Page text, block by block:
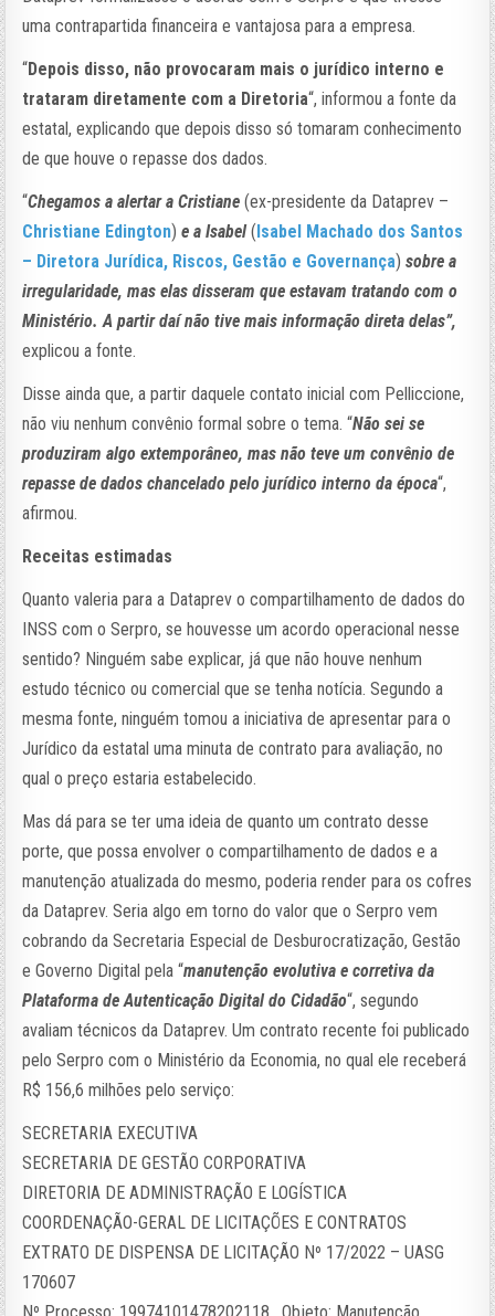
uma contrapartida financeira e vantajosa para a empresa.
“Depois disso, não provocaram mais o jurídico interno e
trataram diretamente com a Diretoria“, informou a fonte da
estatal, explicando que depois disso só tomaram conhecimento
de que houve o repasse dos dados.
“Chegamos a alertar a Cristiane(ex-presidente da Dataprev –
Christiane Edington) e a Isabel(Isabel Machado dos Santos
– Diretora Jurídica, Riscos, Gestão e Governança) sobre a
irregularidade, mas elas disseram que estavam tratando com o
Ministério. A partir daí não tive mais informação direta delas”,
explicou a fonte.
Disse ainda que, a partir daquele contato inicial com Pelliccione,
não viu nenhum convênio formal sobre o tema. “Não sei se
produziram algo extemporâneo, mas não teve um convênio de
repasse de dados chancelado pelo jurídico interno da época“,
afirmou.
Receitas estimadas
Quanto valeria para a Dataprev o compartilhamento de dados do
INSS com o Serpro, se houvesse um acordo operacional nesse
sentido? Ninguém sabe explicar, já que não houve nenhum
estudo técnico ou comercial que se tenha notícia. Segundo a
mesma fonte, ninguém tomou a iniciativa de apresentar para o
Jurídico da estatal uma minuta de contrato para avaliação, no
qual o preço estaria estabelecido.
Mas dá para se ter uma ideia de quanto um contrato desse
porte, que possa envolver o compartilhamento de dados e a
manutenção atualizada do mesmo, poderia render para os cofres
da Dataprev. Seria algo em torno do valor que o Serpro vem
cobrando da Secretaria Especial de Desburocratização, Gestão
e Governo Digital pela “manutenção evolutiva e corretiva da
Plataforma de Autenticação Digital do Cidadão“, segundo
avaliam técnicos da Dataprev. Um contrato recente foi publicado
pelo Serpro com o Ministério da Economia, no qual ele receberá
R$ 156,6 milhões pelo serviço:
SECRETARIA EXECUTIVA
SECRETARIA DE GESTÃO CORPORATIVA
DIRETORIA DE ADMINISTRAÇÃO E LOGÍSTICA
COORDENAÇÃO-GERAL DE LICITAÇÕES E CONTRATOS
EXTRATO DE DISPENSA DE LICITAÇÃO Nº 17/2022 – UASG
170607
Nº Processo: 19974101478202118 . Objeto: Manutenção